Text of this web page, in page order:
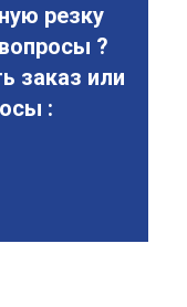
резку
?
заказ или
: